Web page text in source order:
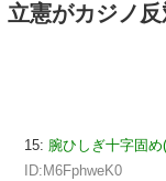
立憲がカジノ
15: 腕ひしぎ十字固め
ID:M6FphweK0